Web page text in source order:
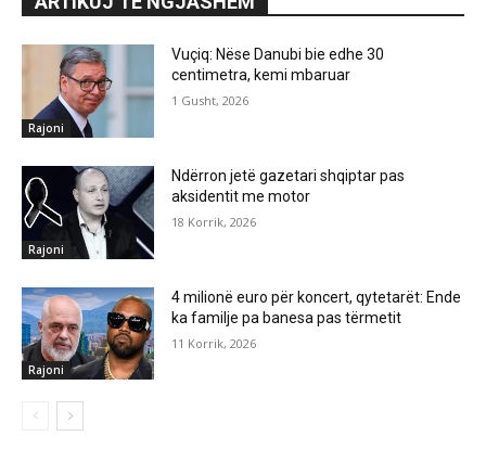
Rajoni
Vuçiq: Nëse Danubi bie edhe 30
centimetra, kemi mbaruar
1 Gusht, 2026
Rajoni
Ndërron jetë gazetari shqiptar pas
aksidentit me motor
18 Korrik, 2026
Rajoni
4 milionë euro për koncert, qytetarët: Ende
ka familje pa banesa pas tërmetit
11 Korrik, 2026